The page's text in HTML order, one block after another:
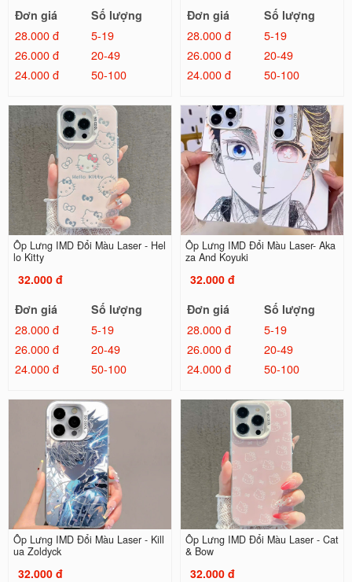
Đơn giá
Số lượng
28.000 đ
5-19
26.000 đ
20-49
24.000 đ
50-100
Đơn giá
Số lượng
28.000 đ
5-19
26.000 đ
20-49
24.000 đ
50-100
Ốp Lưng IMD Đổi Màu Laser - Hel
lo Kitty
32.000 đ
Đơn giá
Số lượng
28.000 đ
5-19
26.000 đ
20-49
24.000 đ
50-100
Ốp Lưng IMD Đổi Màu Laser- Aka
za And Koyuki
32.000 đ
Đơn giá
Số lượng
28.000 đ
5-19
26.000 đ
20-49
24.000 đ
50-100
Ốp Lưng IMD Đổi Màu Laser - Kill
ua Zoldyck
32.000 đ
Ốp Lưng IMD Đổi Màu Laser - Cat
& Bow
32.000 đ